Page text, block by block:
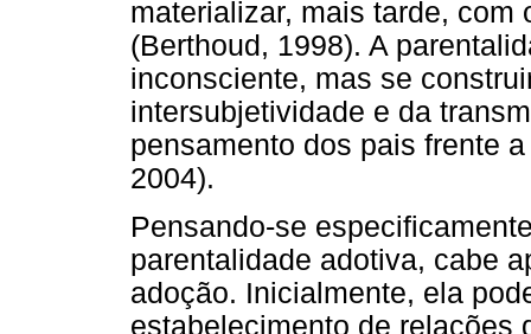
materializar, mais tarde, com
(Berthoud, 1998). A
inconsciente, mas se
intersubjetividade e da
pensamento dos pais frente
2004).
Pensando-se
parentalidade adotiva, cabe
adoção. Inicialmente, ela
estabelecimento de relações